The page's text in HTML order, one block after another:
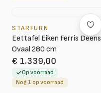
STARFURN
Eettafel Eiken Ferris Deens
Ovaal 280 cm
€ 1.339,00
Op voorraad
Nog 1 op voorraad